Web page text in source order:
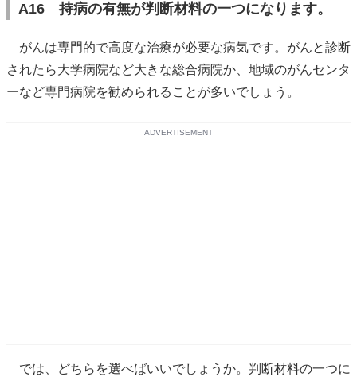
A16 持病の有無が判断材料の一つになります。
がんは専門的で高度な治療が必要な病気です。がんと診断
されたら大学病院など大きな総合病院か、地域のがんセンタ
ーなど専門病院を勧められることが多いでしょう。
ADVERTISEMENT
では、どちらを選べばいいでしょうか。判断材料の一つに